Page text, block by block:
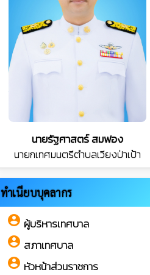
นายรัฐศาสตร์ สมฟอง
นายกเทศมนตรีตำบลเวียงป่าเป้า
ทำเนียบบุคลากร
account_circle ผู้บริหารเทศบาล
account_circle สภาเทศบาล
account_circle หัวหน้าส่วนราชการ